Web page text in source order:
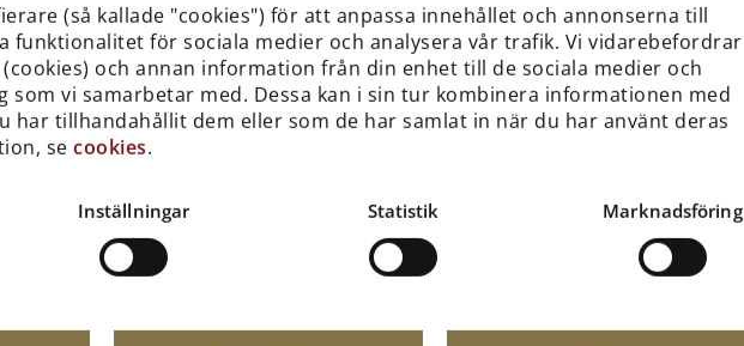
(så kallade "cookies") för att anpassa innehållet och annonserna till
funktionalitet för sociala medier och analysera vår trafik. Vi vidarebefordrar
och annan information från din enhet till de sociala medier och
som vi samarbetar med. Dessa kan i sin tur kombinera informationen med
har tillhandahållit dem eller som de har samlat in när du har använt deras
se cookies.
Inställningar Statistik Marknadsföring
Flora
på en guidad tur genom Vasas trädgård med din mobil.